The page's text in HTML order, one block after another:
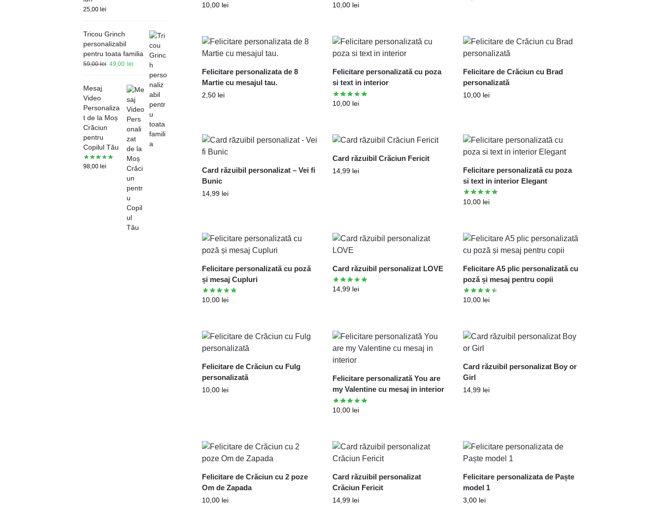
10,00 lei 10,00 lei
Felicitare personalizata de 8
Martie cu mesajul tau.
2,50 lei
Felicitare personalizată cu poza
si text in interior
10,00 lei
Felicitare de Crăciun cu Brad
personalizată
10,00 lei
Card răzuibil personalizat – Vei fi
Bunic
14,99 lei
Card răzuibil Crăciun Fericit
14,99 lei
Felicitare personalizată cu poza
si text in interior Elegant
10,00 lei
Felicitare personalizată cu poză
și mesaj Cupluri
10,00 lei
Card răzuibil personalizat LOVE
14,99 lei
Felicitare A5 plic personalizată cu
poză și mesaj pentru copii
10,00 lei
Felicitare de Crăciun cu Fulg
personalizată
10,00 lei
Felicitare personalizată You are
my Valentine cu mesaj in interior
10,00 lei
Card răzuibil personalizat Boy or
Girl
14,99 lei
Felicitare de Crăciun cu 2 poze
Om de Zapada
10,00 lei
Card răzuibil personalizat
Crăciun Fericit
14,99 lei
Felicitare personalizata de Paște
model 1
3,00 lei
25,00 lei
Tricou Grinch
personalizabil
pentru toata familia
59,00lei 49,00 lei
Mesaj
Video
Personaliza
t de la Moș
Crăciun
pentru
Copilul Tău
98,00 lei